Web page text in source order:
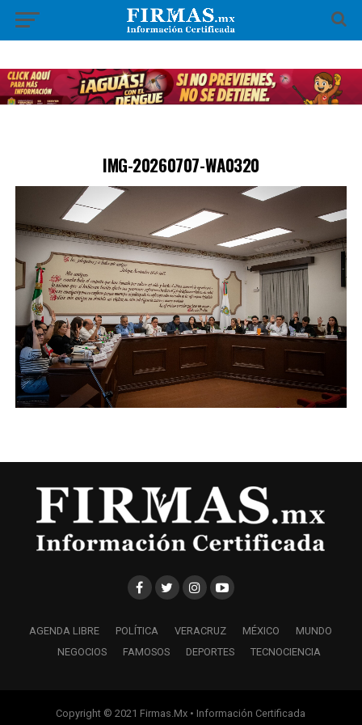
IMG-20260707-WA0320
AGENDA LIBRE POLÍTICA VERACRUZ MÉXICO
MUNDO
NEGOCIOS
FAMOSOS DEPORTES TECNOCIENCIA
Copyright © 2021 Firmas.Mx • Información Certificada